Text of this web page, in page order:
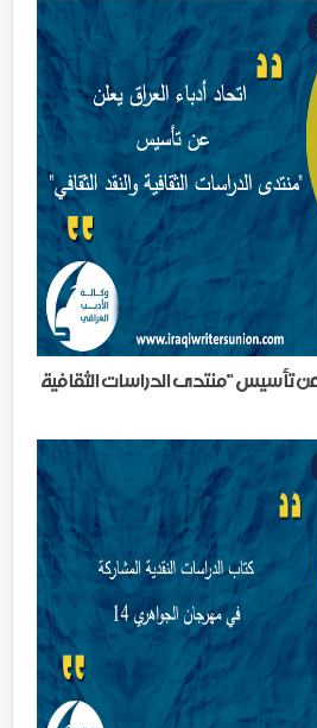
عن تأسيس "منتدى الدراسات الثقافية